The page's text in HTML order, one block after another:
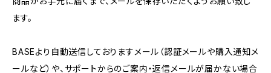
ます。
BASEより自動送信しておりますメール（認証メールや購入通知メ
ールなど）や、サポートからのご案内・返信メールが届かない場合